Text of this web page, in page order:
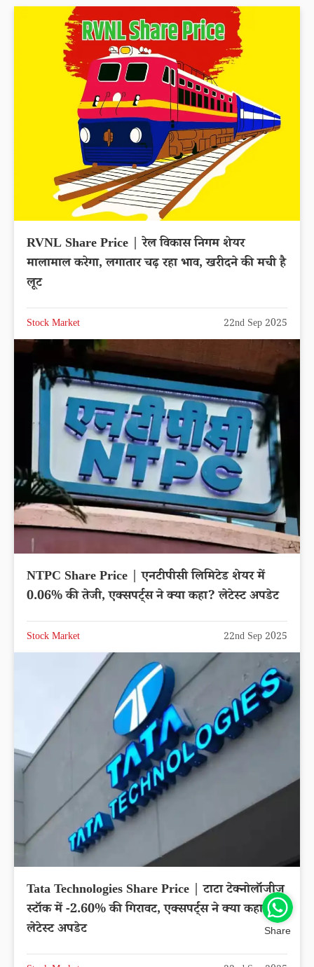
RVNL Share Price | रेल विकास निगम शेयर
मालामाल करेगा, लगातार चढ़ रहा भाव, खरीदने की मची है
लूट
Stock Market 22nd Sep 2025
NTPC Share Price | एनटीपीसी लिमिटेड शेयर में
0.06% की तेजी, एक्सपर्ट्स ने क्या कहा? लेटेस्ट अपडेट
Stock Market 22nd Sep 2025
Tata Technologies Share Price | टाटा टेक्नोलॉजीज
स्टॉक में -2.60% की गिरावट, एक्सपर्ट्स ने क्या कहा?
लेटेस्ट अपडेट
Share